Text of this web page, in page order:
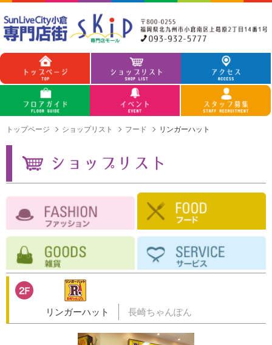
トップページ ショップリスト フード リンガーハット
リンガーハット 長崎ちゃんぽん